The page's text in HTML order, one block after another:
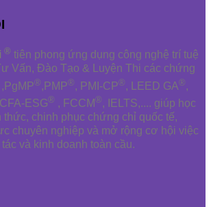
® tiên phong ứng dụng công nghệ trí tuệ
Vấn, Đào Tạo & Luyện Thi các chứng
,PgMP®,PMP®, PMI-CP®, LEED GA®,
ESG® , FCCM®, IELTS,.... giúp học
thức, chinh phục chứng chỉ quốc tế,
chuyên nghiệp và mở rộng cơ hội việc
và kinh doanh toàn cầu.